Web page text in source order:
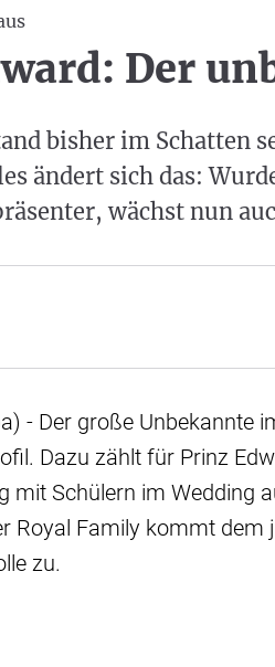
Der
bisher im Schatten
ändert sich das:
wächst nun
- Der große Unbekannte
Dazu zählt für Prinz
mit Schülern im Wedding
Royal Family kommt dem
zu.